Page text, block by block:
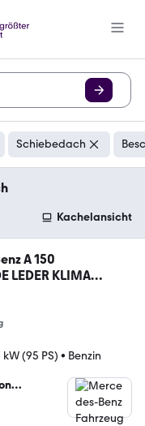
Schiebedach
Kachelansicht
A 150
LEDER KLIMA
kW (95 PS) • Benzin